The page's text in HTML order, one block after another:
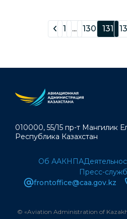
1 ... 130 131
010000, 55/15 пр-т Мангилик
Республика Казахстан
Об ААКНПА
Пресс-
frontoffice@caa.gov.kz
© «Aviation Administration of